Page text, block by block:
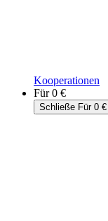
Kooperationen
Für 0 €
Schließe Für 0 €